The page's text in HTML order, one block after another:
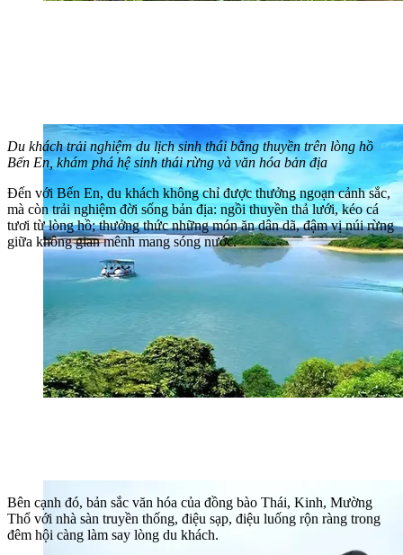
Du khách trải nghiệm du lịch sinh thái bằng thuyền trên lòng hồ
Bến En, khám phá hệ sinh thái rừng và văn hóa bản địa
Đến với Bến En, du khách không chỉ được thưởng ngoạn cảnh sắc,
mà còn trải nghiệm đời sống bản địa: ngồi thuyền thả lưới, kéo cá
tươi từ lòng hồ; thưởng thức những món ăn dân dã, đậm vị núi rừng
giữa không gian mênh mang sóng nước.
Bên cạnh đó, bản sắc văn hóa của đồng bào Thái, Kinh, Mường
Thổ với nhà sàn truyền thống, điệu sạp, điệu luống rộn ràng trong
đêm hội càng làm say lòng du khách.